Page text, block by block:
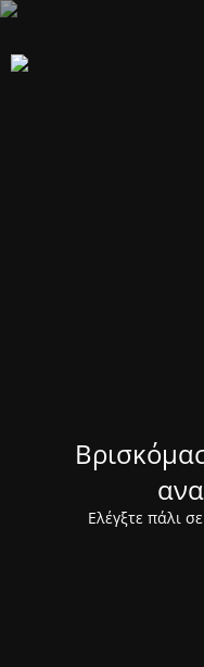
Ελέγξτε πάλι